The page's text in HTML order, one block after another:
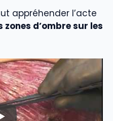
appréhender l’acte
zones d’ombre sur les